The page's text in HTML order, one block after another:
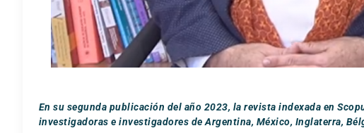
En su segunda publicación del año 2023, la revista indexada en
investigadoras e investigadores de Argentina, México, Inglaterra,